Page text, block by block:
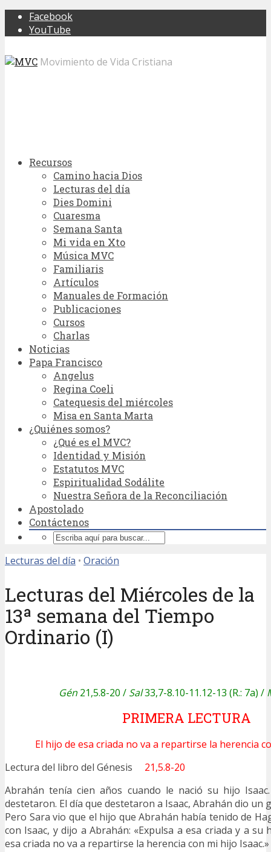
Facebook
YouTube
Movimiento de Vida Cristiana
Recursos
Camino hacia Dios
Lecturas del día
Dies Domini
Cuaresma
Semana Santa
Mi vida en Xto
Música MVC
Familiaris
Artículos
Manuales de Formación
Publicaciones
Cursos
Charlas
Noticias
Papa Francisco
Angelus
Regina Coeli
Catequesis del miércoles
Misa en Santa Marta
¿Quiénes somos?
¿Qué es el MVC?
Identidad y Misión
Estatutos MVC
Espiritualidad Sodálite
Nuestra Señora de la Reconciliación
Apostolado
Contáctenos
Lecturas del día • Oración
Lecturas del Miércoles de la
13ª semana del Tiempo
Ordinario (I)
Gén21,5.8-20 / Sal33,7-8.10-11.12-13 (R.: 7a) /
PRIMERA LECTURA
El hijo de esa criada no va a repartirse la herencia
Lectura del libro del Génesis 21,5.8-20
Abrahán tenía cien años cuando le nació su hijo
destetaron. El día que destetaron a Isaac, Abrahán dio un
Pero Sara vio que el hijo que Abrahán había tenido de
con Isaac, y dijo a Abrahán: «Expulsa a esa criada y a
esa criada no va a repartirse la herencia con mi hijo Isaac.»